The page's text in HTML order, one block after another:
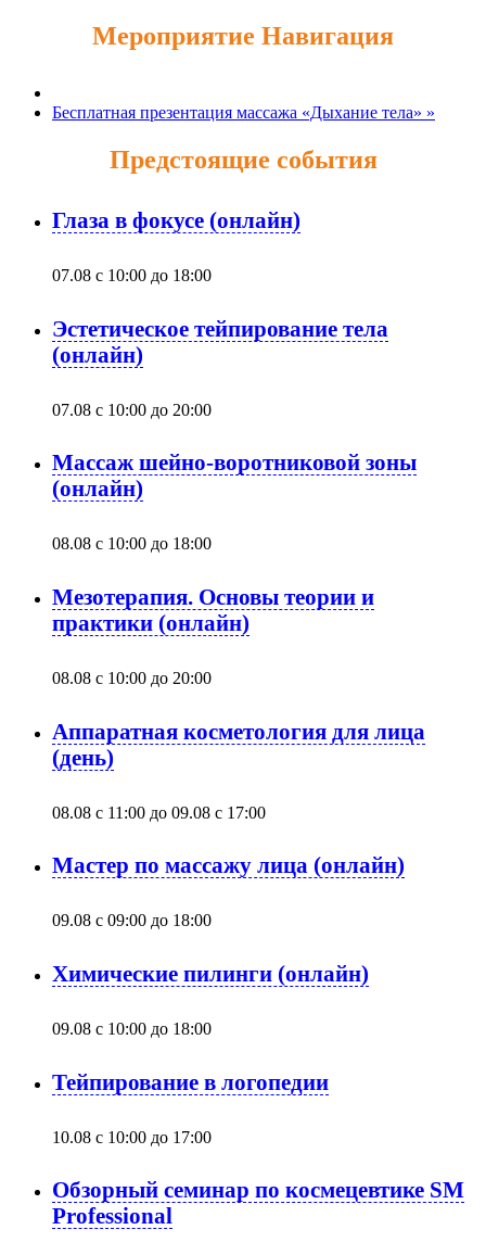
Мероприятие Навигация
Бесплатная презентация массажа «Дыхание тела» »
Предстоящие события
Глаза в фокусе (онлайн)
07.08 с 10:00 до 18:00
Эстетическое тейпирование тела
(онлайн)
07.08 с 10:00 до 20:00
Массаж шейно-воротниковой зоны
(онлайн)
08.08 с 10:00 до 18:00
Мезотерапия. Основы теории и
практики (онлайн)
08.08 с 10:00 до 20:00
Аппаратная косметология для лица
(день)
08.08 с 11:00 до 09.08 с 17:00
Мастер по массажу лица (онлайн)
09.08 с 09:00 до 18:00
Химические пилинги (онлайн)
09.08 с 10:00 до 18:00
Тейпирование в логопедии
10.08 с 10:00 до 17:00
Обзорный семинар по космецевтике SM
Professional